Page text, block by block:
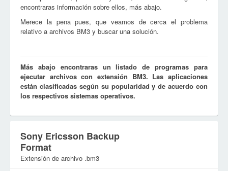
encontraras información sobre ellos, más abajo.
Merece la pena pues, que veamos de cerca el problema
relativo a archivos BM3 y buscar una solución.
Más abajo encontraras un listado de programas para
ejecutar archivos con extensión BM3. Las aplicaciones
están clasificadas según su popularidad y de acuerdo con
los respectivos sistemas operativos.
Sony Ericsson Backup
Format
Extensión de archivo .bm3